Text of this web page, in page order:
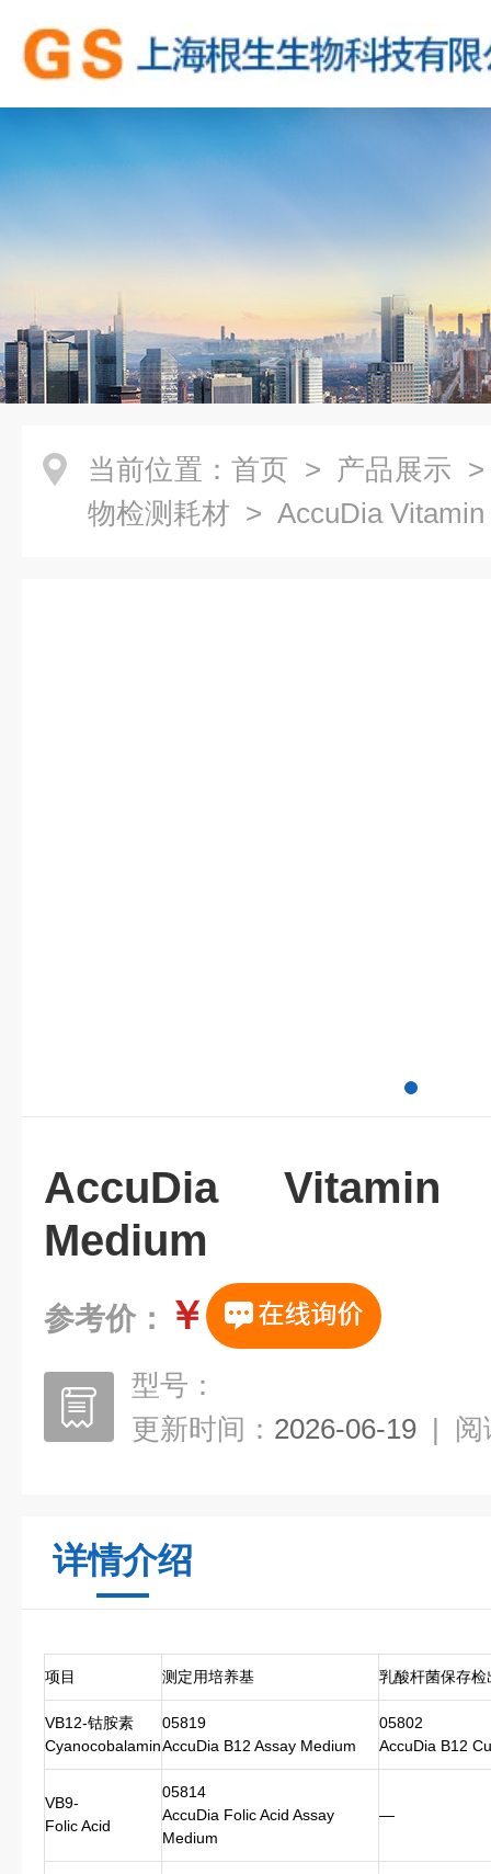
当前位置： 首页 > 产品展示
物检测耗材 > AccuDia
AccuDia
Medium
参考价： ￥
型号：
更新时间： 2026-06-19 | 阅
详情介绍
项目 测定用培养基 乳酸杆菌保存检
VB12-钴胺素
Cyanocobalamin
05819
AccuDia B12 Assay Medium
05802
AccuDia B12
VB9-
Folic Acid
05814
AccuDia Folic Acid Assay
Medium
—